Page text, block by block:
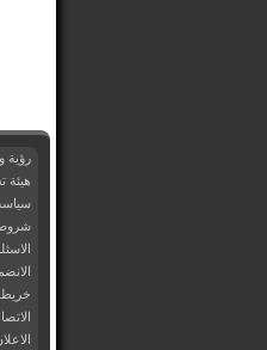
رؤية
هيئة
شروط